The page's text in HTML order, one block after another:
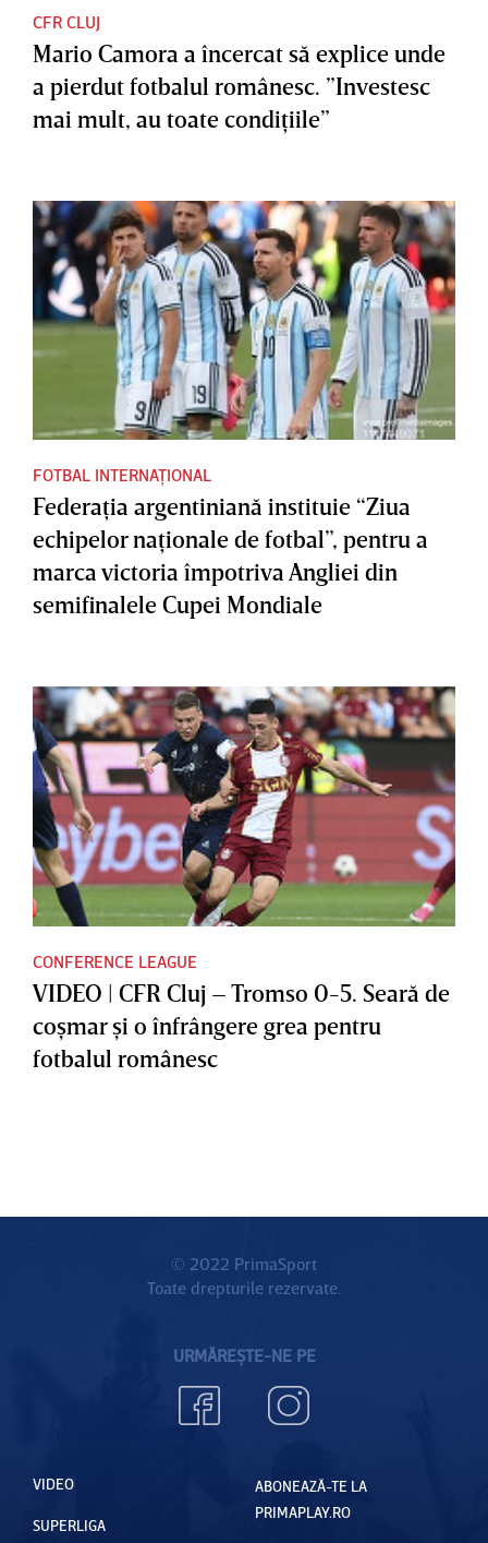
CFR CLUJ
Mario Camora a încercat să explice unde
a pierdut fotbalul românesc. ”Investesc
mai mult, au toate condiţiile”
FOTBAL INTERNAȚIONAL
Federaţia argentiniană instituie “Ziua
echipelor naţionale de fotbal”, pentru a
marca victoria împotriva Angliei din
semifinalele Cupei Mondiale
CONFERENCE LEAGUE
VIDEO | CFR Cluj – Tromso 0-5. Seară de
coşmar şi o înfrângere grea pentru
fotbalul românesc
© 2022 PrimaSport
Toate drepturile rezervate.
URMĂREȘTE-NE PE
VIDEO
SUPERLIGA
ABONEAZĂ-TE LA
PRIMAPLAY.RO